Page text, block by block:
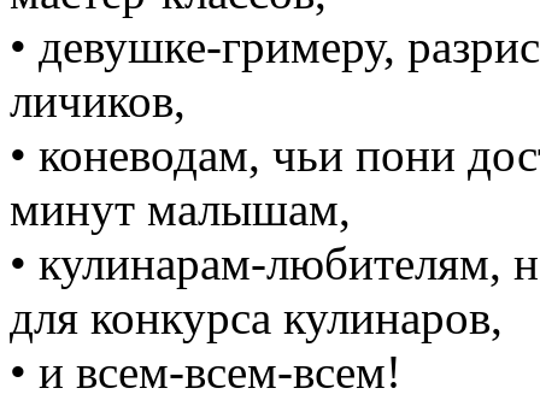
• девушке-гримеру,
личиков,
• коневодам, чьи пони
минут малышам,
• кулинарам-любителям,
для конкурса кулинаров,
• и всем-всем-всем!